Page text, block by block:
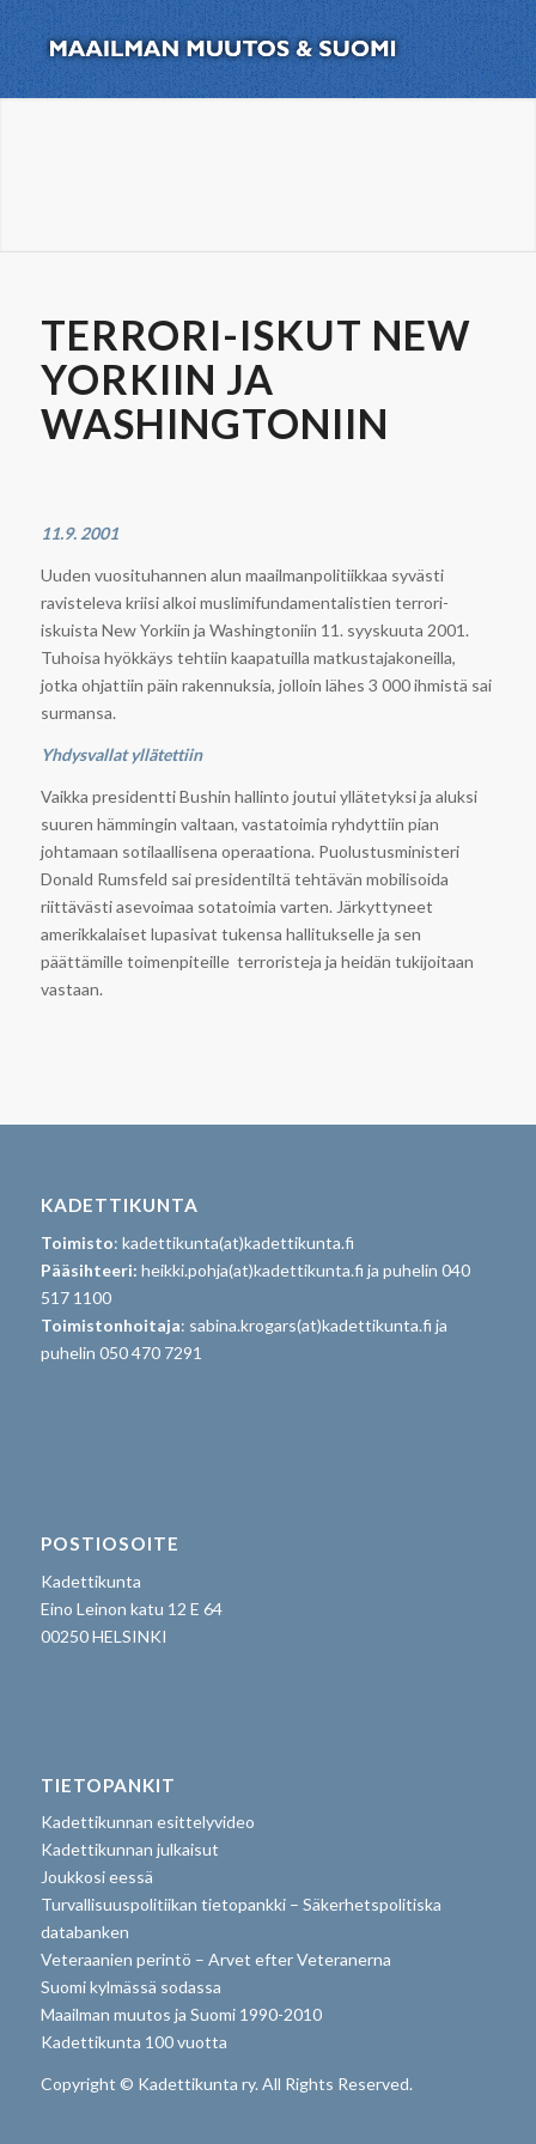
TERRORI-ISKUT NEW
YORKIIN JA
WASHINGTONIIN
11.9. 2001
Uuden vuosituhannen alun maailmanpolitiikkaa syvästi
ravisteleva kriisi alkoi muslimifundamentalistien terrori-
iskuista New Yorkiin ja Washingtoniin 11. syyskuuta 2001.
Tuhoisa hyökkäys tehtiin kaapatuilla matkustajakoneilla,
jotka ohjattiin päin rakennuksia, jolloin lähes 3 000 ihmistä sai
surmansa.
Yhdysvallat yllätettiin
Vaikka presidentti Bushin hallinto joutui yllätetyksi ja aluksi
suuren hämmingin valtaan, vastatoimia ryhdyttiin pian
johtamaan sotilaallisena operaationa. Puolustusministeri
Donald Rumsfeld sai presidentiltä tehtävän mobilisoida
riittävästi asevoimaa sotatoimia varten. Järkyttyneet
amerikkalaiset lupasivat tukensa hallitukselle ja sen
päättämille toimenpiteille terroristeja ja heidän tukijoitaan
vastaan.
KADETTIKUNTA
Toimisto: kadettikunta(at)kadettikunta.fi
Pääsihteeri: heikki.pohja(at)kadettikunta.fi ja puhelin 040
517 1100
Toimistonhoitaja: sabina.krogars(at)kadettikunta.fi ja
puhelin 050 470 7291
POSTIOSOITE
Kadettikunta
Eino Leinon katu 12 E 64
00250 HELSINKI
TIETOPANKIT
Kadettikunnan esittelyvideo
Kadettikunnan julkaisut
Joukkosi eessä
Turvallisuuspolitiikan tietopankki – Säkerhetspolitiska
databanken
Veteraanien perintö – Arvet efter Veteranerna
Suomi kylmässä sodassa
Maailman muutos ja Suomi 1990-2010
Kadettikunta 100 vuotta
Copyright © Kadettikunta ry. All Rights Reserved.